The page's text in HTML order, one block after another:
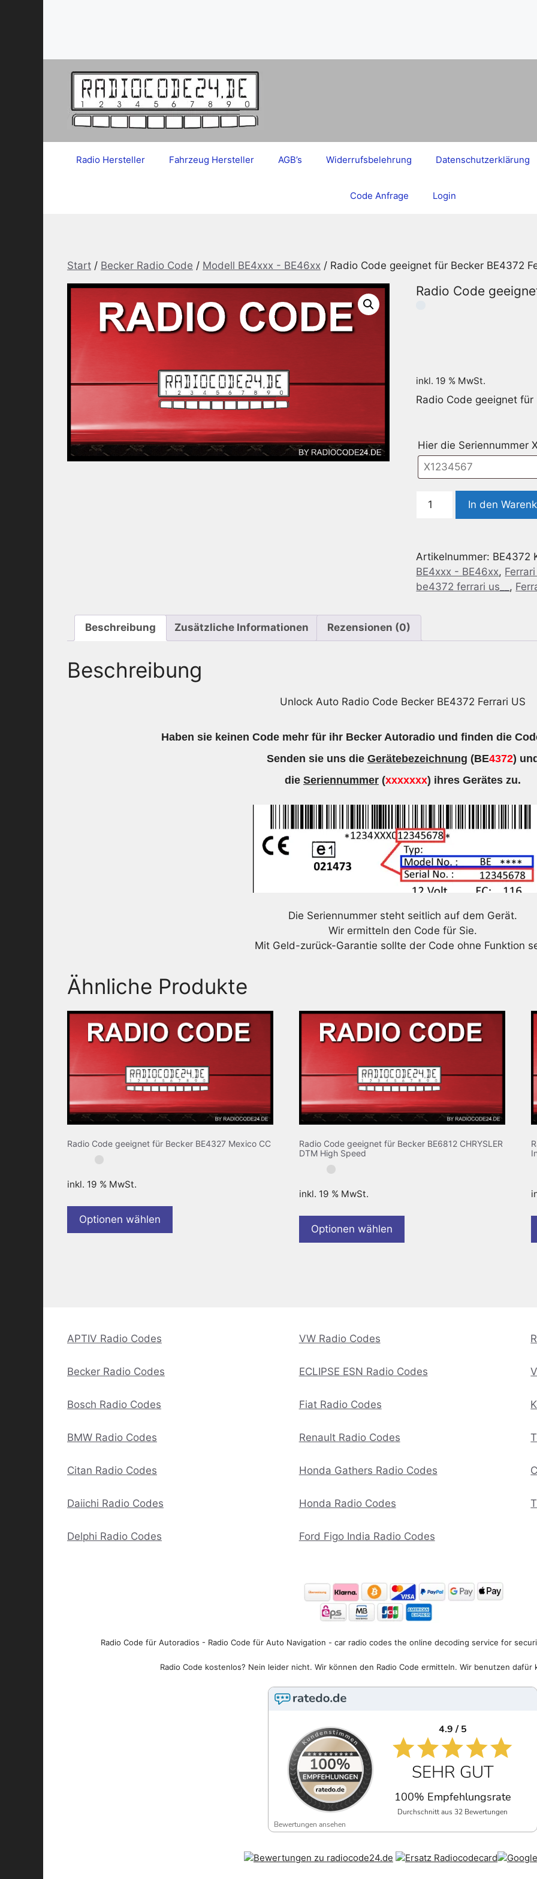
Radio Hersteller Fahrzeug Hersteller AGB’s Widerrufsbelehrung Datenschutzerklärung
Code Anfrage Login
Start / Becker Radio Code / Modell BE4xxx - BE46xx / Radio Code geeignet für Becker BE4372
Radio Code
inkl. 19 % MwSt.
Radio Code geeignet für
Hier die Seriennummer
Code
Becker
BE4372
Ferrari
Menge
In den
Artikelnummer: BE4372
BE4xxx - BE46xx,
be4372 ferrari us__ ,
Beschreibung Zusätzliche Informationen Rezensionen (0)
Beschreibung
Unlock Auto Radio Code Becker BE4372 Ferrari US
Haben sie keinen Code mehr für ihr Becker Autoradio und finden die
Senden sie uns die Gerätebezeichnung (BE4372)
die Seriennummer (xxxxxxx) ihres Gerätes zu.
Die Seriennummer steht seitlich auf dem Gerät.
Wir ermitteln den Code für Sie.
Mit Geld-zurück-Garantie sollte der Code ohne Funktion
Ähnliche Produkte
Radio Code geeignet für Becker BE4327 Mexico CC
inkl. 19 % MwSt.
Optionen wählen
Radio Code geeignet für Becker BE6812 CHRYSLER
DTM High Speed
inkl. 19 % MwSt.
Optionen wählen
APTIV Radio Codes
Becker Radio Codes
Bosch Radio Codes
BMW Radio Codes
Citan Radio Codes
Daiichi Radio Codes
Delphi Radio Codes
VW Radio Codes
ECLIPSE ESN Radio Codes
Fiat Radio Codes
Renault Radio Codes
Honda Gathers Radio Codes
Honda Radio Codes
Ford Figo India Radio Codes
Radio Code für Autoradios - Radio Code für Auto Navigation - car radio codes the online decoding service for
Radio Code kostenlos? Nein leider nicht. Wir können den Radio Code ermitteln. Wir benutzen dafür
4.9 / 5
SEHR GUT
100% Empfehlungsrate
Durchschnitt aus 32 Bewertungen
Bewertungen ansehen